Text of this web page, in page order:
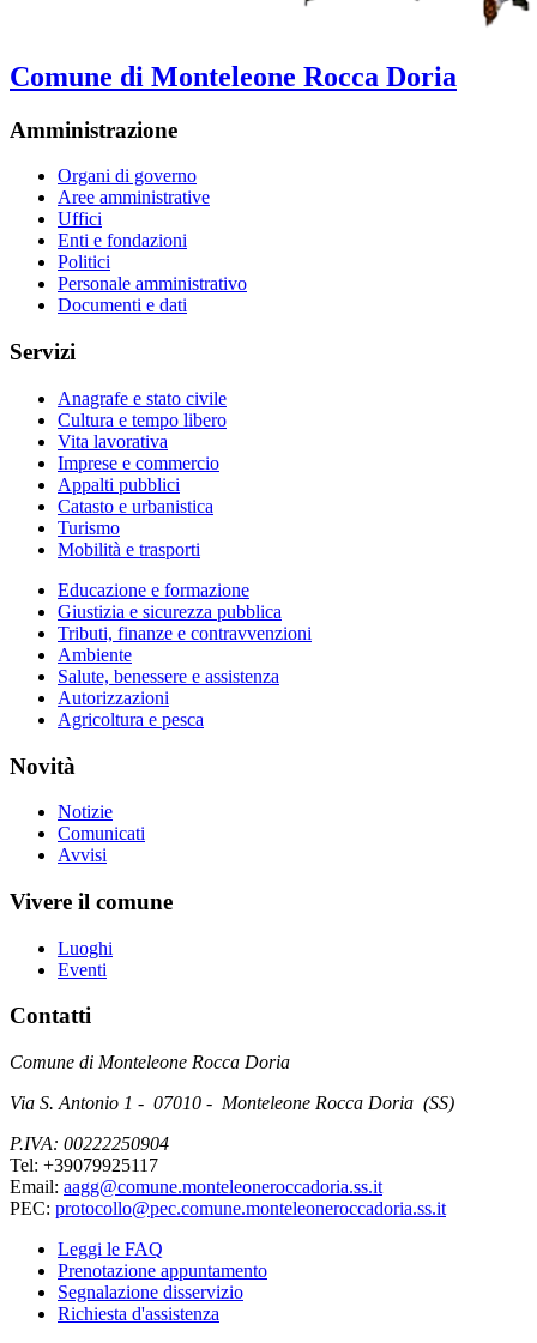
Comune di Monteleone Rocca Doria
Amministrazione
Organi di governo
Aree amministrative
Uffici
Enti e fondazioni
Politici
Personale amministrativo
Documenti e dati
Servizi
Anagrafe e stato civile
Cultura e tempo libero
Vita lavorativa
Imprese e commercio
Appalti pubblici
Catasto e urbanistica
Turismo
Mobilità e trasporti
Educazione e formazione
Giustizia e sicurezza pubblica
Tributi, finanze e contravvenzioni
Ambiente
Salute, benessere e assistenza
Autorizzazioni
Agricoltura e pesca
Novità
Notizie
Comunicati
Avvisi
Vivere il comune
Luoghi
Eventi
Contatti
Comune di Monteleone Rocca Doria
Via S. Antonio 1 - 07010 - Monteleone Rocca Doria (SS)
P.IVA: 00222250904
Tel: +39079925117
Email: aagg@comune.monteleoneroccadoria.ss.it
PEC: protocollo@pec.comune.monteleoneroccadoria.ss.it
Leggi le FAQ
Prenotazione appuntamento
Segnalazione disservizio
Richiesta d'assistenza